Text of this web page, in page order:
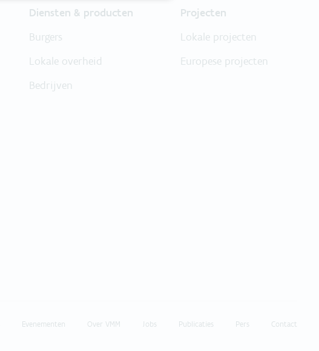
Diensten & producten
Burgers
Lokale overheid
Bedrijven
Projecten
Lokale projecten
Europese projecten
Evenementen Over VMM Jobs Publicaties Pers Contact